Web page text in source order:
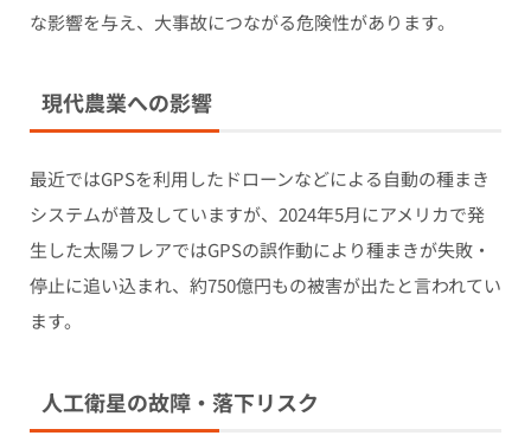
な影響を与え、大事故につながる危険性があります。
現代農業への影響
最近ではGPSを利用したドローンなどによる自動の種まき
システムが普及していますが、2024年5月にアメリカで発
生した太陽フレアではGPSの誤作動により種まきが失敗・
停止に追い込まれ、約750億円もの被害が出たと言われてい
ます。
人工衛星の故障・落下リスク